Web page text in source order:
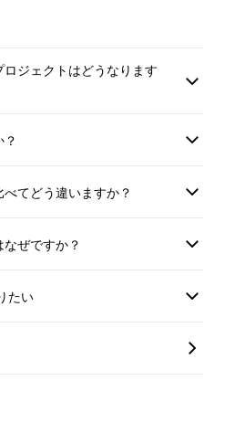
間 ‐icoma‐
出し）をヒントに広々と
ジェクトはどうなります
？
てどう違いますか？
ぜですか？
たい